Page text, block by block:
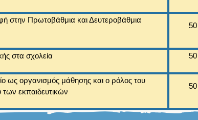
στην Πρωτοβάθμια και Δευτεροβάθμια
50
στα σχολεία 50
ως οργανισμός μάθησης και ο ρόλος του
των εκπαιδευτικών
50